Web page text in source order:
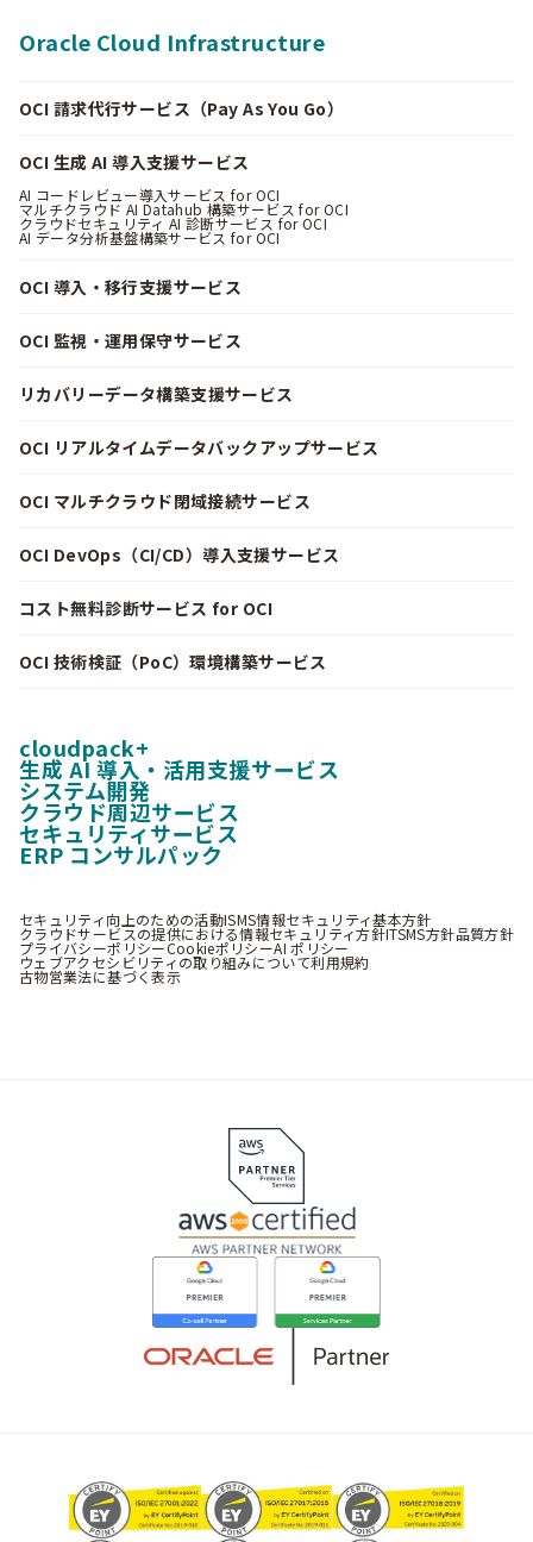
Oracle Cloud Infrastructure
OCI 請求代行サービス（Pay As You Go）
OCI 生成 AI 導入支援サービス
AI コードレビュー導入サービス for OCI
マルチクラウド AI Datahub 構築サービス for OCI
クラウドセキュリティ AI 診断サービス for OCI
AI データ分析基盤構築サービス for OCI
OCI 導入・移行支援サービス
OCI 監視・運用保守サービス
リカバリーデータ構築支援サービス
OCI リアルタイムデータバックアップサービス
OCI マルチクラウド閉域接続サービス
OCI DevOps（CI/CD）導入支援サービス
コスト無料診断サービス for OCI
OCI 技術検証（PoC）環境構築サービス
cloudpack+
生成 AI 導入・活用支援サービス
システム開発
クラウド周辺サービス
セキュリティサービス
ERP コンサルパック
セキュリティ向上のための活動ISMS情報セキュリティ基本方針
クラウドサービスの提供における情報セキュリティ方針ITSMS方針品質方針
プライバシーポリシーCookieポリシーAI ポリシー
ウェブアクセシビリティの取り組みについて利用規約
古物営業法に基づく表示